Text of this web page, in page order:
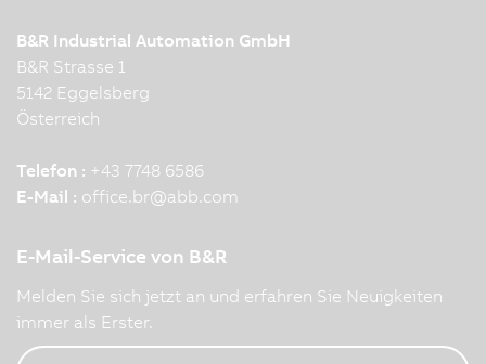
B&R Industrial Automation GmbH
B&R Strasse 1
5142 Eggelsberg
Österreich
Telefon : +43 7748 6586
E-Mail : office.br@abb.com
E-Mail-Service von B&R
Melden Sie sich jetzt an und erfahren Sie Neuigkeiten
immer als Erster.